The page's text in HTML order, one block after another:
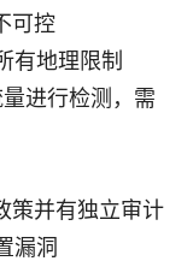
可控
有地理限制
进行检测，需
策并有独立审计
漏洞